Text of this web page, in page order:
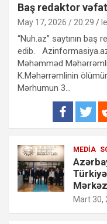
Baş redaktor
May 17, 2026 / 20:29
“Nuh.az” saytının
edib.
Məhəmməd
K.Məhərrəmlinin
Mərhumun 3…
MEDIA
Mart 30,